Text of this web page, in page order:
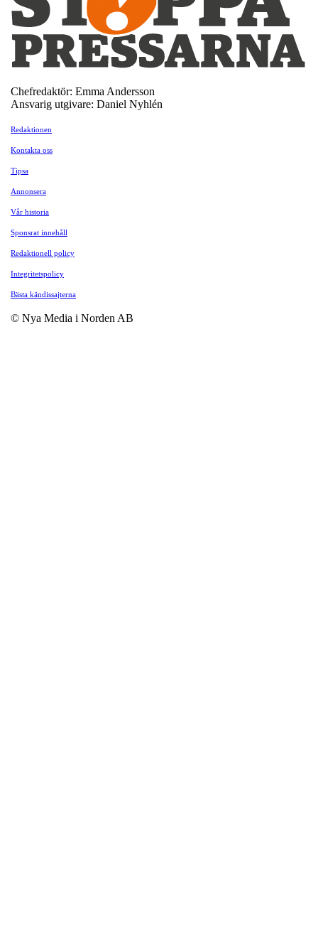
Chefredaktör: Emma Andersson
Ansvarig utgivare: Daniel Nyhlén
Redaktionen
Kontakta oss
Tipsa
Annonsera
Vår historia
Sponsrat innehåll
Redaktionell policy
Integritetspolicy
Bästa kändissajterna
© Nya Media i Norden AB